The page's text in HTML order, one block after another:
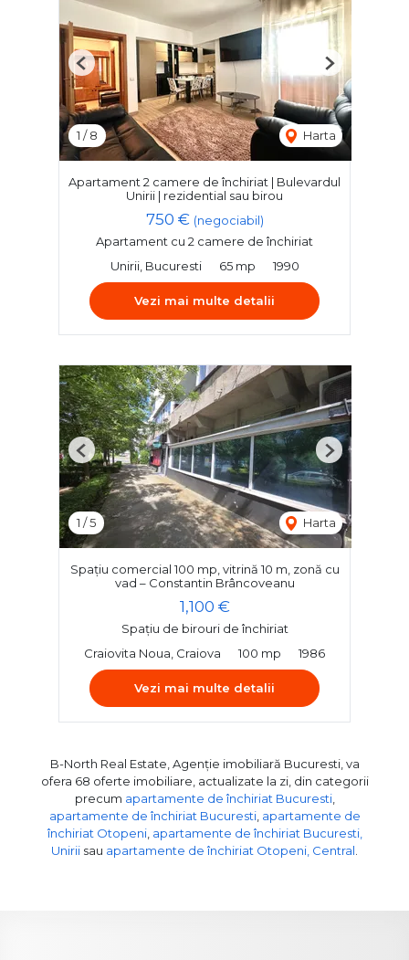
1 /8 Harta
Previous Next
Apartament 2 camere de închiriat | Bulevardul
Unirii | rezidential sau birou
750 € (negociabil)
Apartament cu 2 camere de închiriat
Unirii, Bucuresti
65 mp 1990
Vezi mai multe detalii
1 /5 Harta
Previous Next
Spațiu comercial 100 mp, vitrină 10 m, zonă cu
vad – Constantin Brâncoveanu
1,100 €
Spațiu de birouri de închiriat
Craiovita Noua, Craiova
100 mp 1986
Vezi mai multe detalii
B-North Real Estate, Agenție imobiliară Bucuresti, va
ofera 68 oferte imobiliare, actualizate la zi, din categorii
precum apartamente de închiriat Bucuresti,
apartamente de închiriat Bucuresti, apartamente de
închiriat Otopeni, apartamente de închiriat Bucuresti,
Unirii sau apartamente de închiriat Otopeni, Central